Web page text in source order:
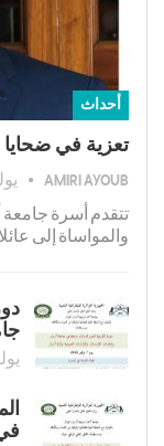
أحداث
تعزية في ضحايا
AMIRI AYOUB يوليو
تتقدم أسرة جامعة
والمواساة إلى
يوليو